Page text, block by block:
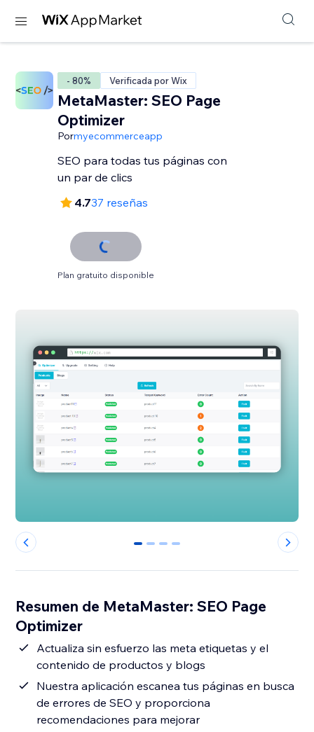
- 80% Verificada por Wix
MetaMaster: SEO Page
Optimizer
Pormyecommerceapp
SEO para todas tus páginas con
un par de clics
4.737 reseñas
Plan gratuito disponible
0 1 2 3
Resumen de MetaMaster: SEO Page
Optimizer
Actualiza sin esfuerzo las meta etiquetas y el
contenido de productos y blogs
Nuestra aplicación escanea tus páginas en busca
de errores de SEO y proporciona
recomendaciones para mejorar